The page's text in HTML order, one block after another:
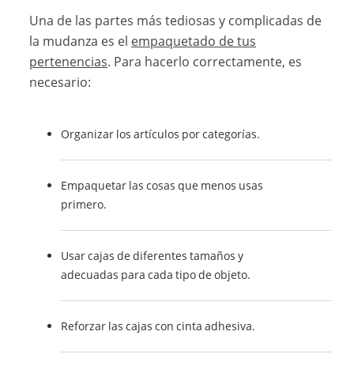
Una de las partes más tediosas y complicadas de
la mudanza es el empaquetado de tus
pertenencias. Para hacerlo correctamente, es
necesario:
Organizar los artículos por categorías.
Empaquetar las cosas que menos usas
primero.
Usar cajas de diferentes tamaños y
adecuadas para cada tipo de objeto.
Reforzar las cajas con cinta adhesiva.